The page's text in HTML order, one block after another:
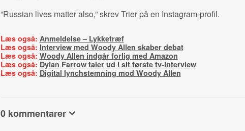
”Russian lives matter also,” skrev Trier på en Instagram-profil.
Læs også: Anmeldelse – Lykketræf
Læs også: Interview med Woody Allen skaber debat
Læs også: Woody Allen indgår forlig med Amazon
Læs også: Dylan Farrow taler ud i sit første tv-interview
Læs også: Digital lynchstemning mod Woody Allen
0 kommentarer